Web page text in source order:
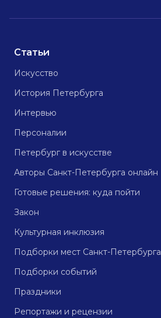
Статьи
Искусство
История Петербурга
Интервью
Персоналии
Петербург в искусстве
Авторы Санкт-Петербурга онлайн
Готовые решения: куда пойти
Закон
Культурная инклюзия
Подборки мест Санкт-Петербурга
Подборки событий
Праздники
Репортажи и рецензии